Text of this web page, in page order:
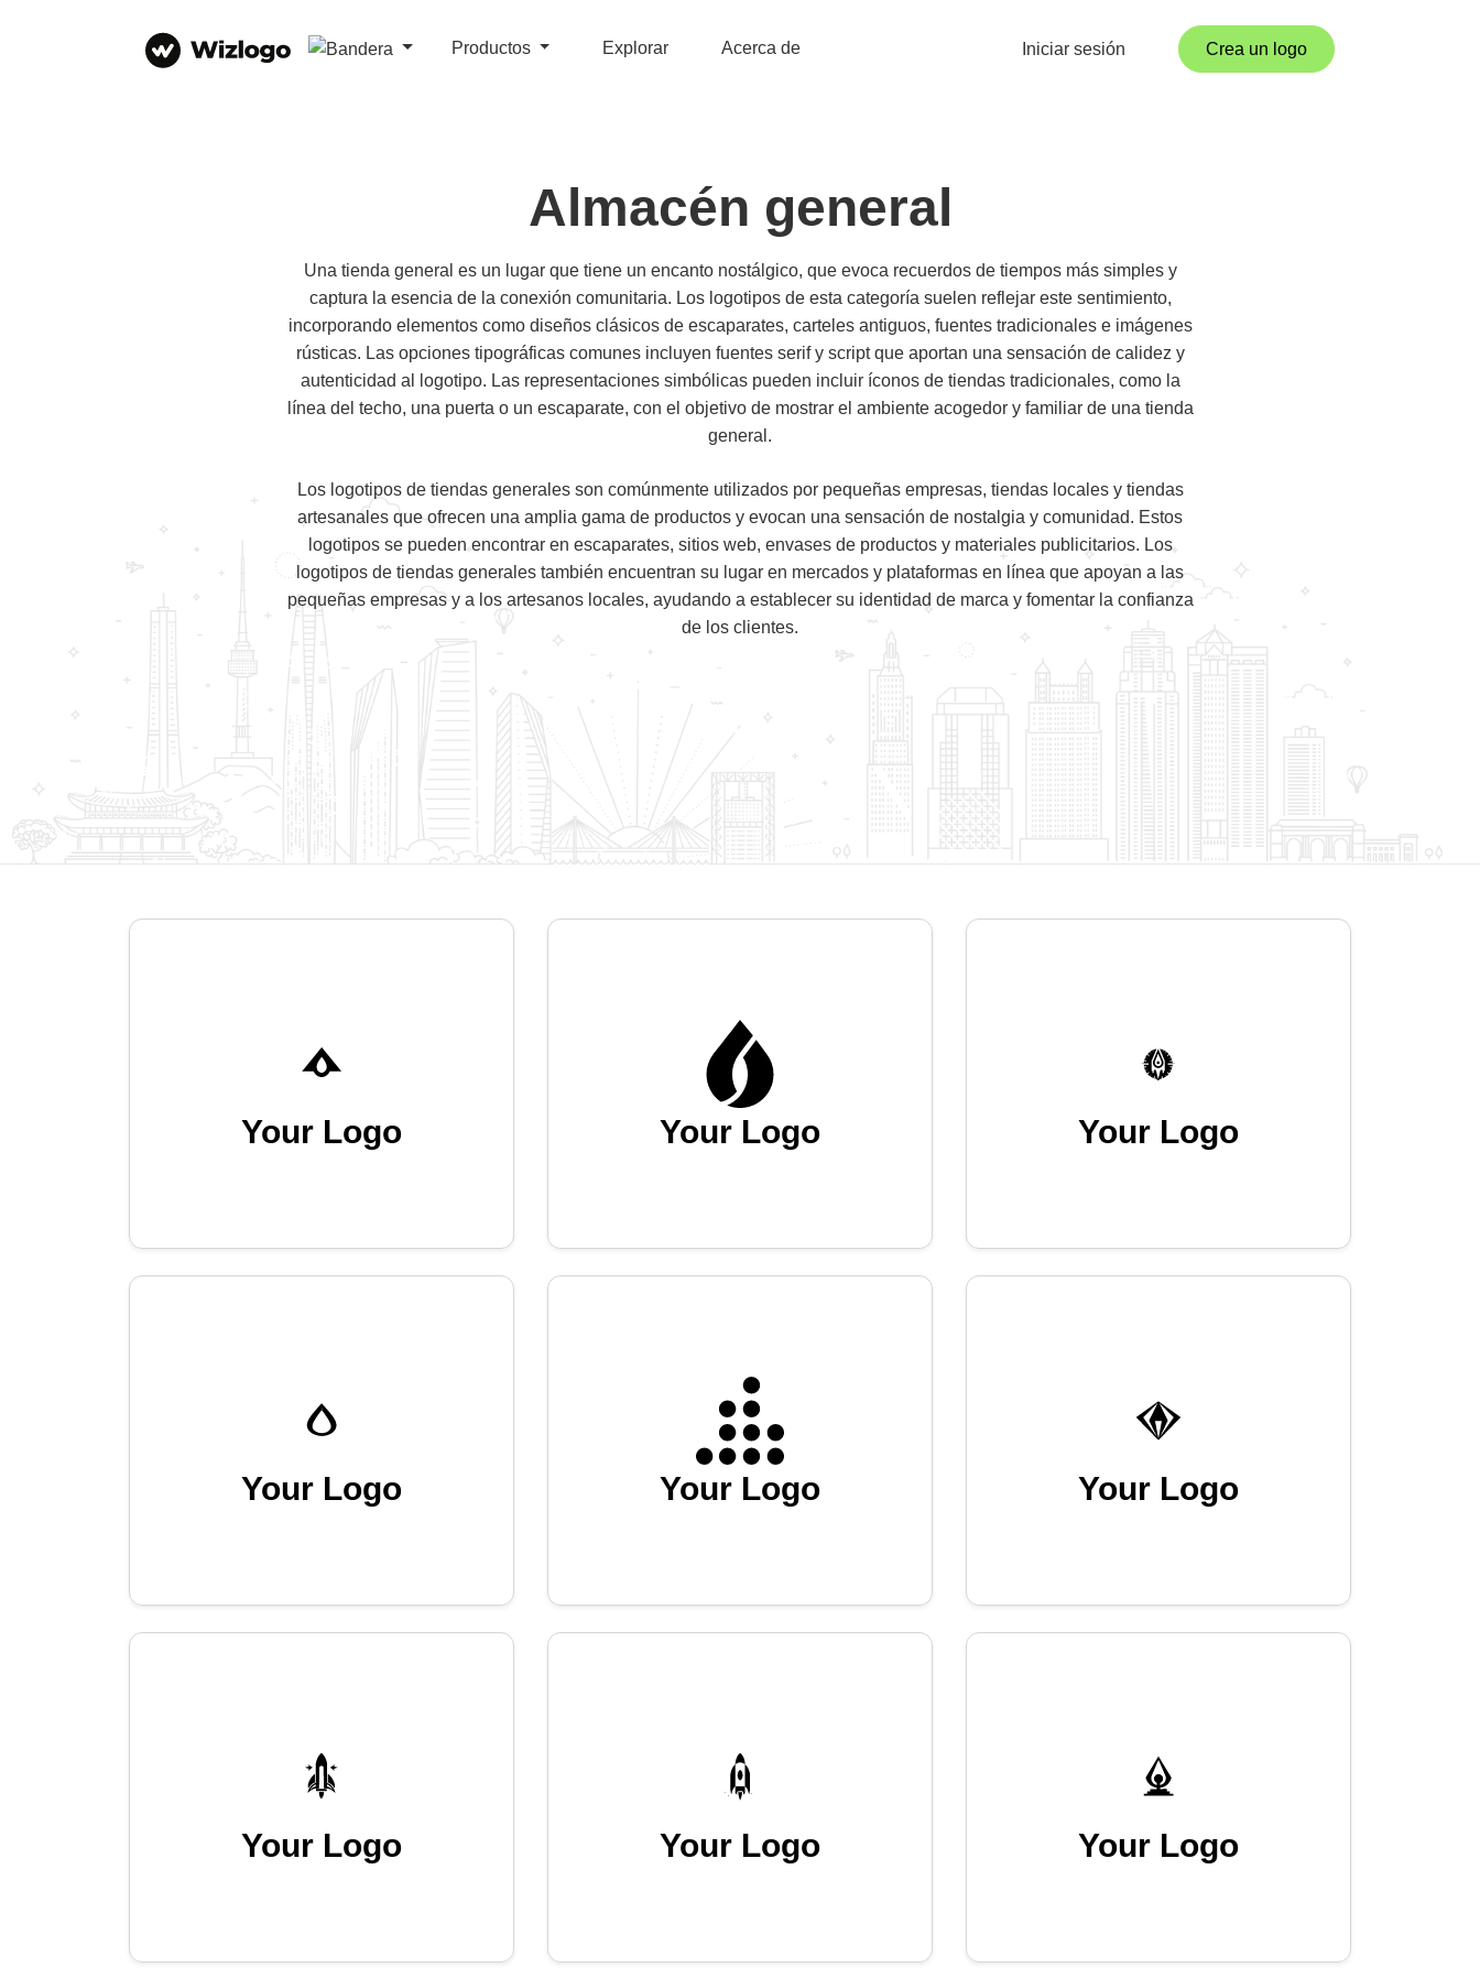
Productos Explorar Acerca de Iniciar sesión Crea un logo
Almacén general
Una tienda general es un lugar que tiene un encanto nostálgico, que evoca recuerdos de tiempos más simples y
captura la esencia de la conexión comunitaria. Los logotipos de esta categoría suelen reflejar este sentimiento,
incorporando elementos como diseños clásicos de escaparates, carteles antiguos, fuentes tradicionales e imágenes
rústicas. Las opciones tipográficas comunes incluyen fuentes serif y script que aportan una sensación de calidez y
autenticidad al logotipo. Las representaciones simbólicas pueden incluir íconos de tiendas tradicionales, como la
línea del techo, una puerta o un escaparate, con el objetivo de mostrar el ambiente acogedor y familiar de una tienda
general.
Los logotipos de tiendas generales son comúnmente utilizados por pequeñas empresas, tiendas locales y tiendas
artesanales que ofrecen una amplia gama de productos y evocan una sensación de nostalgia y comunidad. Estos
logotipos se pueden encontrar en escaparates, sitios web, envases de productos y materiales publicitarios. Los
logotipos de tiendas generales también encuentran su lugar en mercados y plataformas en línea que apoyan a las
pequeñas empresas y a los artesanos locales, ayudando a establecer su identidad de marca y fomentar la confianza
de los clientes.
Your Logo Your Logo Your Logo
Your Logo Your Logo Your Logo
Your Logo Your Logo Your Logo